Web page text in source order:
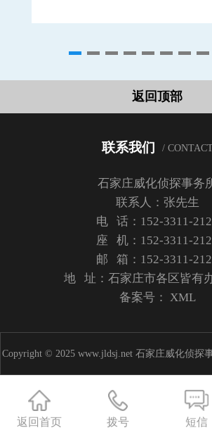
返回顶部
联系我们 /
石家庄威化侦探事务
联系人：张先生
电 话：152-3311-
座 机：152-3311-
邮 箱：152-3311-
地 址：石家庄市各区皆有
备案号： XML
Copyright © 2025 www.jldsj.net 石家庄威化侦探
返回首页 拨号 短信